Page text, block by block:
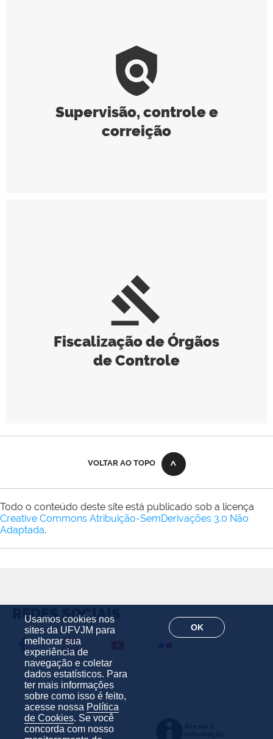
Usamos cookies nos
sites da UFVJM para
melhorar sua
experiência de
navegação e coletar
dados estatísticos. Para
ter mais informações
sobre como isso é feito,
acesse nossa Política
de Cookies. Se você
concorda com nosso
OK
policy
Supervisão, controle e
correição
gavel
Fiscalização de Órgãos
de Controle
VOLTAR AO TOPO
Todo o conteúdo deste site está publicado sob a licença
Creative Commons Atribuição-SemDerivações 3.0 Não
Adaptada.
REDES SOCIAIS